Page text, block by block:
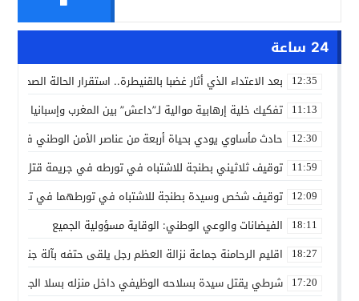
24 ساعة
12:35 بعد الاعتداء الذي أثار غضبا بالقنيطرة.. استقرار الحالة
11:13 تفكيك خلية إرهابية موالية لـ”داعش” بين المغرب وإسبانيا في
12:30 حادث مأساوي يودي بحياة أربعة من عناصر الأمن الوطني في
11:59 توقيف ثلاثيني بطنجة للاشتباه في تورطه في جريمة قتل
12:09 توقيف شخص وسيدة بطنجة للاشتباه في تورطهما في تزوير
18:11 الفيضانات والوعي الوطني: الوقاية مسؤولية الجميع
18:27 اقليم الرحامنة جماعة نزالة العظم رجل يلقى حتفه بآلة جني
17:20 شرطي يقتل سيدة بسلاحه الوظيفي داخل منزله بسلا الجديدة